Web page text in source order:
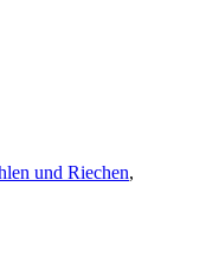
und Riechen,